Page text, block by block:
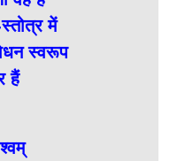
में
स्वरूप
हैं